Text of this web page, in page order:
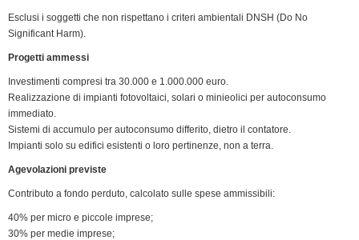
n
y
Esclusi i soggetti che non rispettano i criteri ambientali DNSH (Do No
Significant Harm).
Progetti ammessi
Investimenti compresi tra 30.000 e 1.000.000 euro.
Realizzazione di impianti fotovoltaici, solari o minieolici per autoconsumo
immediato.
Sistemi di accumulo per autoconsumo differito, dietro il contatore.
Impianti solo su edifici esistenti o loro pertinenze, non a terra.
Agevolazioni previste
Contributo a fondo perduto, calcolato sulle spese ammissibili:
40% per micro e piccole imprese;
30% per medie imprese;